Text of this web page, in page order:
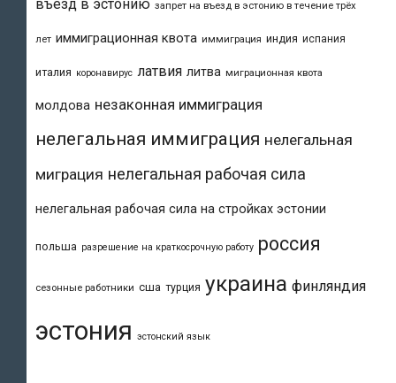
въезд в эстонию запрет на въезд в эстонию в течение трёх
лет иммиграционная квота иммиграция индия испания
италия коронавирус латвия литва миграционная квота
молдова незаконная иммиграция
нелегальная иммиграция нелегальная
миграция нелегальная рабочая сила
нелегальная рабочая сила на стройках эстонии
польша разрешение на краткосрочную работу россия
сезонные работники сша турция украина финляндия
эстония эстонский язык